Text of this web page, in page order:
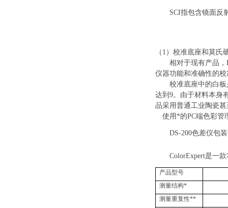
SCI指包含镜面反
（1） 校准底座和莫氏
相对于现有产品，
仪器功能和准确性的
校准底座中的白
达到9。由于材料本身
品采用普通工业陶瓷
使用*的PC端色彩管
DS-200色差仪包
ColorExpert是一
产品型号
测量结构*
测量重复性**